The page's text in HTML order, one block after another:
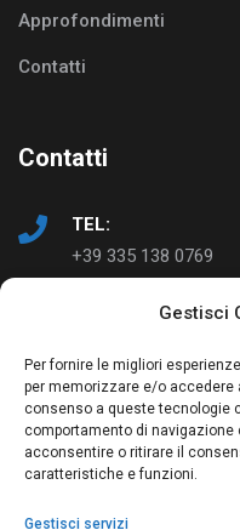
Gestisci
Per fornire le migliori
per memorizzare e/o accedere
consenso a queste tecnologie
comportamento di navigazione
acconsentire o ritirare il
caratteristiche e funzioni.
Gestisci servizi
Approfondimenti
Contatti
Contatti
TEL:
+39 335 138 0769